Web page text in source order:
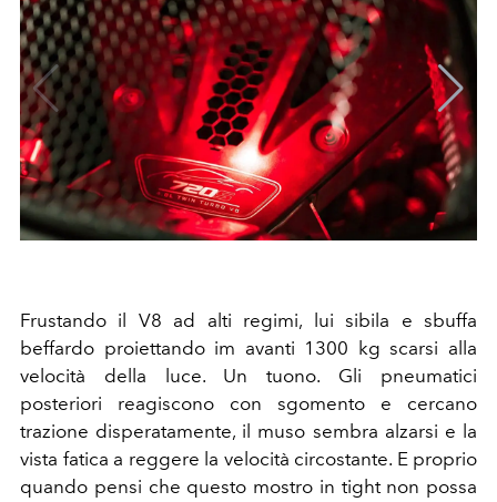
Frustando il V8 ad alti regimi, lui sibila e sbuffa
beffardo proiettando im avanti 1300 kg scarsi alla
velocità della luce. Un tuono. Gli pneumatici
posteriori reagiscono con sgomento e cercano
trazione disperatamente, il muso sembra alzarsi e la
vista fatica a reggere la velocità circostante. E proprio
quando pensi che questo mostro in tight non possa